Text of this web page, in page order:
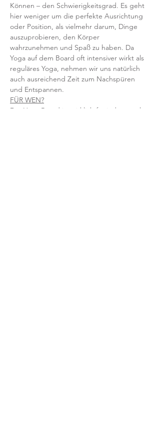
Können – den Schwierigkeitsgrad. Es geht
hier weniger um die perfekte Ausrichtung
oder Position, als vielmehr darum, Dinge
auszuprobieren, den Körper
wahrzunehmen und Spaß zu haben. Da
Yoga auf dem Board oft intensiver wirkt als
reguläres Yoga, nehmen wir uns natürlich
auch ausreichend Zeit zum Nachspüren
und Entspannen.
FÜR WEN?
Das Yoga Board ist wirklich für jeden, auch